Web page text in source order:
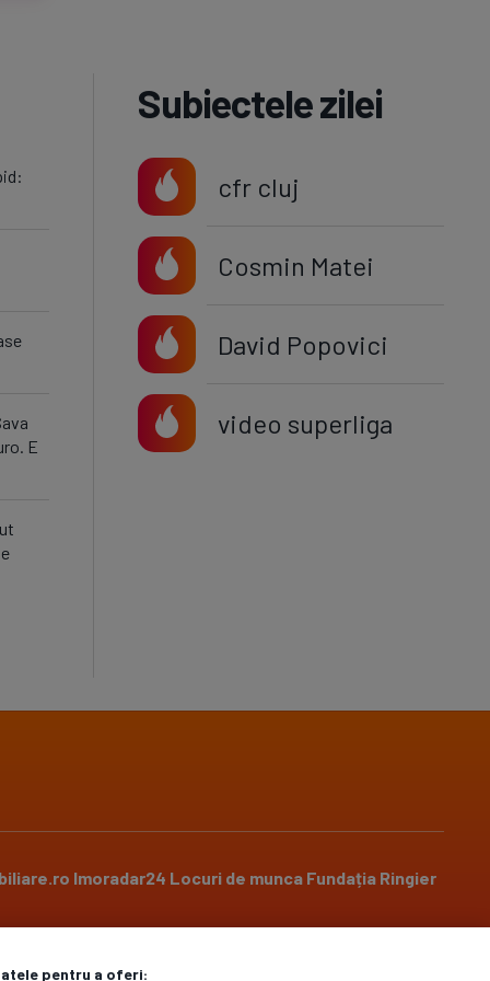
E
Subiectele zilei
cfr cluj
Cosmin Matei
David Popovici
video superliga
Imoradar24 Locuri de munca Fundația Ringier
pentru a oferi: